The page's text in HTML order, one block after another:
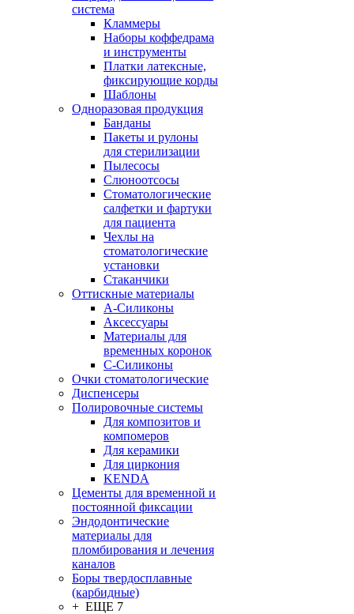
система
Кламмеры
Наборы коффедрама
и инструменты
Платки латексные,
фиксирующие корды
Шаблоны
Одноразовая продукция
Банданы
Пакеты и рулоны
для стерилизации
Пылесосы
Слюноотсосы
Стоматологические
салфетки и фартуки
для пациента
Чехлы на
стоматологические
установки
Стаканчики
Оттискные материалы
А-Силиконы
Аксессуары
Материалы для
временных коронок
С-Силиконы
Очки стоматологические
Диспенсеры
Полировочные системы
Для композитов и
компомеров
Для керамики
Для циркония
KENDA
Цементы для временной и
постоянной фиксации
Эндодонтические
материалы для
пломбирования и лечения
каналов
Боры твердосплавные
(карбидные)
+ ЕЩЕ 7